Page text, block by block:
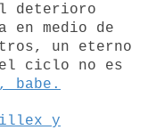
deterioro
en medio de
un eterno
el ciclo no es
babe.
y